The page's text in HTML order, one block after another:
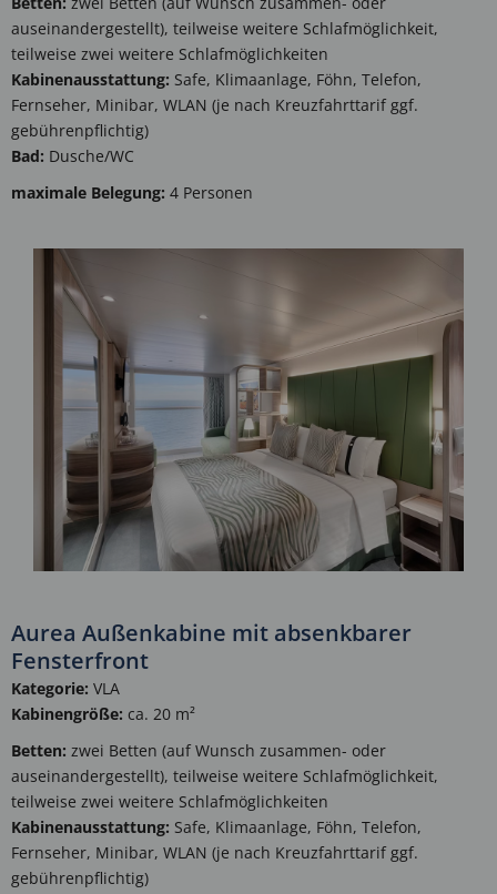
auseinandergestellt), teilweise weitere Schlafmöglichkeit,
teilweise zwei weitere Schlafmöglichkeiten
Kabinenausstattung: Safe, Klimaanlage, Föhn, Telefon,
Fernseher, Minibar, WLAN (je nach Kreuzfahrttarif ggf.
gebührenpflichtig)
Bad: Dusche/WC
maximale Belegung: 4 Personen
Aurea Außenkabine mit absenkbarer
Fensterfront
Kategorie: VLA
Kabinengröße: ca. 20 m²
Betten: zwei Betten (auf Wunsch zusammen- oder
auseinandergestellt), teilweise weitere Schlafmöglichkeit,
teilweise zwei weitere Schlafmöglichkeiten
Kabinenausstattung: Safe, Klimaanlage, Föhn, Telefon,
Fernseher, Minibar, WLAN (je nach Kreuzfahrttarif ggf.
gebührenpflichtig)